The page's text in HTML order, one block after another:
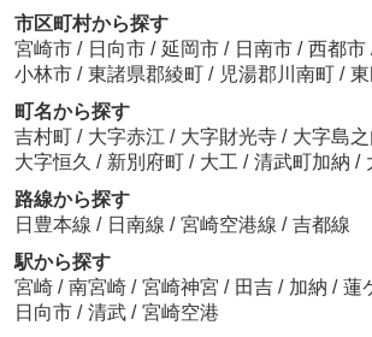
市区町村から探す
宮崎市 / 日向市 / 延岡市 / 日南市 / 西都市
小林市 / 東諸県郡綾町 / 児湯郡川南町 /
町名から探す
吉村町 / 大字赤江 / 大字財光寺 / 大字島
大字恒久 / 新別府町 / 大工 / 清武町加納 /
路線から探す
日豊本線 / 日南線 / 宮崎空港線 / 吉都線
駅から探す
宮崎 / 南宮崎 / 宮崎神宮 / 田吉 / 加納 / 蓮
日向市 / 清武 / 宮崎空港